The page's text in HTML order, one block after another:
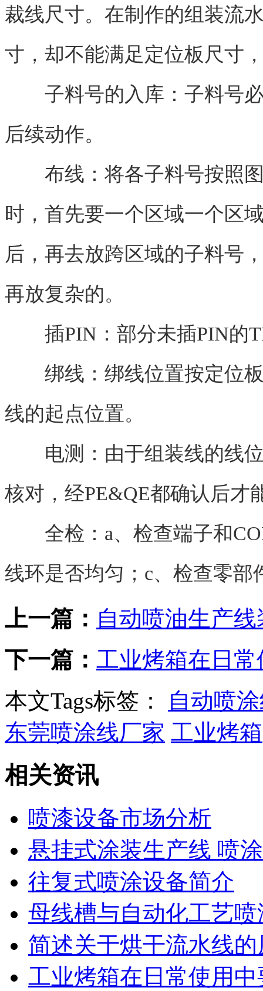
裁线尺寸。在制作的组装流
寸，却不能满足定位板尺寸
子料号的入库：子料号必
后续动作。
布线：将各子料号按照图
时，首先要一个区域一个区
后，再去放跨区域的子料号
再放复杂的。
插PIN：部分未插PIN的
绑线：绑线位置按定位板
线的起点位置。
电测：由于组装线的线位
核对，经PE&QE都确认后才
全检：a、检查端子和
线环是否均匀；c、检查零部
上一篇： 自动喷油生产
下一篇： 工业烤箱在日
本文Tags标签：
自动喷
东莞喷涂线厂家 工业烤箱
相关资讯
喷漆设备市场分析
悬挂式涂装生产线 喷
往复式喷涂设备简介
母线槽与自动化工艺
简述关于烘干流水线
工业烤箱在日常使用